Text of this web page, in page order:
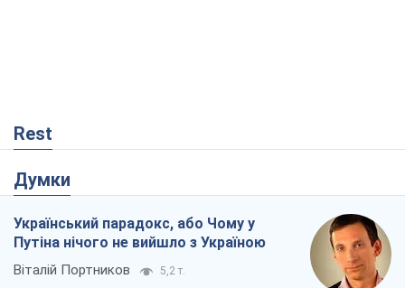
Rest
Думки
Український парадокс, або Чому у
Путіна нічого не вийшло з Україною
Віталій Портников 5,2 т.